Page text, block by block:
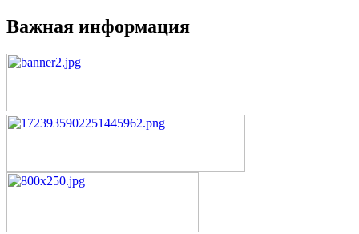
Важная информация